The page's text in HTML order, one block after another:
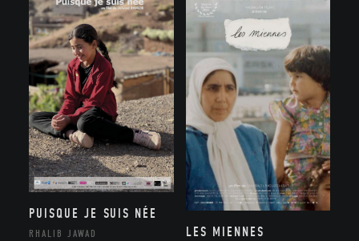
PUISQUE JE SUIS NÉE
RHALIB JAWAD LES MIENNES